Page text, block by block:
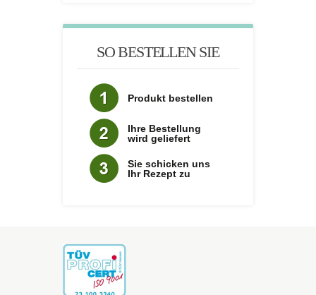
SO BESTELLEN SIE
Produkt bestellen
Ihre Bestellung
wird geliefert
Sie schicken uns
Ihr Rezept zu